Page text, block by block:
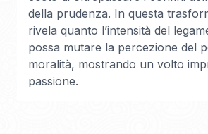
della prudenza. In questa
rivela quanto l’intensità del
possa mutare la percezione del
moralità, mostrando un volto
passione.